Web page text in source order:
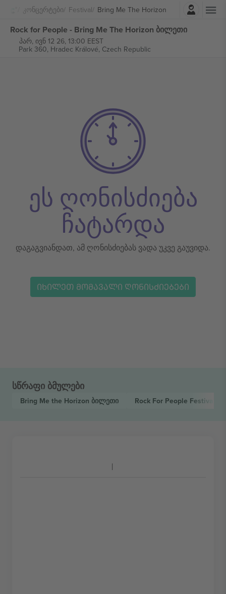
Კონცერტები Festival Bring Me The Horizon
შესვლა
Rock for People - Bring Me The Horizon ბილეთი
პარ, ივნ 12 26, 13:00 EEST
Park 360, Hradec Králové, Czech Republic
ეს ღონისძიება
ჩატარდა
დაგაგვიანდათ, ამ ღონისძიებას ვადა უკვე გაუვიდა.
ᲘᲮᲘᲚᲔᲗ ᲛᲝᲛᲐᲕᲐᲚᲘ ᲦᲝᲜᲘᲡᲫᲘᲔᲑᲔᲑᲘ
სწრაფი ბმულები
Bring Me the Horizon ბილეთი Rock For People Festival